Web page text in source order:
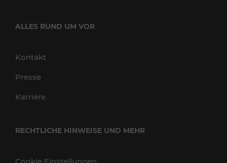
ALLES RUND UM VOR
Kontakt
Presse
Karriere
RECHTLICHE HINWEISE UND MEHR